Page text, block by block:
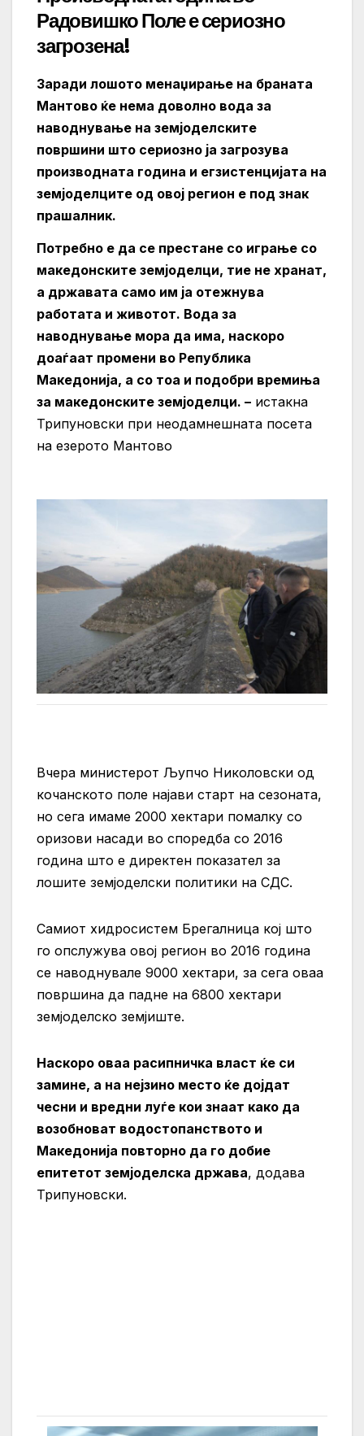
Радовишко Поле е сериозно
загрозена!
Заради лошото менаџирање на браната
Мантово ќе нема доволно вода за
наводнување на земјоделските
површини што сериозно ја загрозува
производната година и егзистенцијата на
земјоделците од овој регион е под знак
прашалник.
Потребно е да се престане со играње со
македонските земјоделци, тие не хранат,
а државата само им ја отежнува
работата и животот. Вода за
наводнување мора да има, наскоро
доаѓаат промени во Република
Македонија, а со тоа и подобри времиња
за македонските земјоделци. – истакна
Трипуновски при неодамнешната посета
на езерото Мантово
Вчера министерот Љупчо Николовски од
кочанското поле најави старт на сезоната,
но сега имаме 2000 хектари помалку со
оризови насади во споредба со 2016
година што е директен показател за
лошите земјоделски политики на СДС.
Самиот хидросистем Брегалница кој што
го опслужува овој регион во 2016 година
се наводнувале 9000 хектари, за сега оваа
површина да падне на 6800 хектари
земјоделско земјиште.
Наскоро оваа расипничка власт ќе си
замине, а на нејзино место ќе дојдат
чесни и вредни луѓе кои знаат како да
возобноват водостопанството и
Македонија повторно да го добие
епитетот земјоделска држава, додава
Трипуновски.